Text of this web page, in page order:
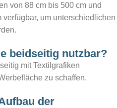
von 88 cm bis 500 cm und
um unterschiedlichen
beidseitig nutzbar?
mit Textilgrafiken
zu schaffen.
der